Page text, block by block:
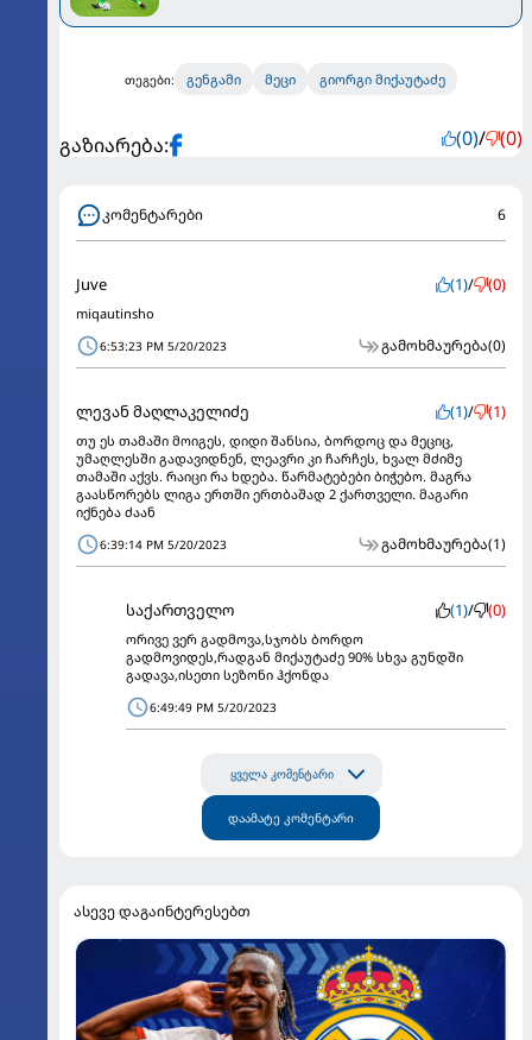
თეგები: გენგამი მეცი გიორგი მიქაუტაძე
გაზიარება: (0)/ (0)
კომენტარები 6
Juve (1)/ (0)
miqautinsho
6:53:23 PM 5/20/2023 გამოხმაურება(0)
ლევან მაღლაკელიძე (1)/ (1)
თუ ეს თამაში მოიგეს, დიდი შანსია, ბორდოც და მეციც,
უმაღლესში გადავიდნენ, ლეავრი კი ჩარჩეს, ხვალ მძიმე
თამაში აქვს. რაიცი რა ხდება. წარმატებები ბიჭებო. მაგრა
გაასწორებს ლიგა ერთში ერთბაშად 2 ქართველი. მაგარი
იქნება ძაან
6:39:14 PM 5/20/2023 გამოხმაურება(1)
საქართველო (1)/ (0)
ორივე ვერ გადმოვა,სჯობს ბორდო
გადმოვიდეს,რადგან მიქაუტაძე 90% სხვა გუნდში
გადავა,ისეთი სეზონი ჰქონდა
6:49:49 PM 5/20/2023
ყველა კომენტარი
დაამატე კომენტარი
ასევე დაგაინტერესებთ